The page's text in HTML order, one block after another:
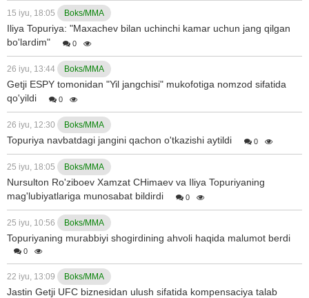
15 iyu, 18:05 Boks/MMA
Iliya Topuriya: "Maxachev bilan uchinchi kamar uchun jang qilgan
bo'lardim"
0
26 iyu, 13:44 Boks/MMA
Getji ESPY tomonidan "Yil jangchisi" mukofotiga nomzod sifatida
qo'yildi
0
26 iyu, 12:30 Boks/MMA
Topuriya navbatdagi jangini qachon o'tkazishi aytildi 0
25 iyu, 18:05 Boks/MMA
Nursulton Ro'ziboev Xamzat CHimaev va Iliya Topuriyaning
mag'lubiyatlariga munosabat bildirdi
0
25 iyu, 10:56 Boks/MMA
Topuriyaning murabbiyi shogirdining ahvoli haqida malumot berdi
0
22 iyu, 13:09 Boks/MMA
Jastin Getji UFC biznesidan ulush sifatida kompensaciya talab